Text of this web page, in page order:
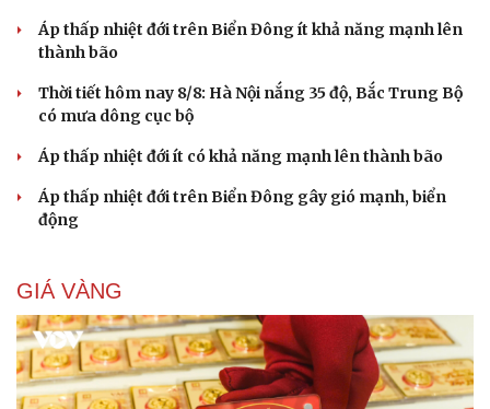
Áp thấp nhiệt đới trên Biển Đông ít khả năng mạnh lên
thành bão
Thời tiết hôm nay 8/8: Hà Nội nắng 35 độ, Bắc Trung Bộ
có mưa dông cục bộ
Áp thấp nhiệt đới ít có khả năng mạnh lên thành bão
Áp thấp nhiệt đới trên Biển Đông gây gió mạnh, biển
động
GIÁ VÀNG